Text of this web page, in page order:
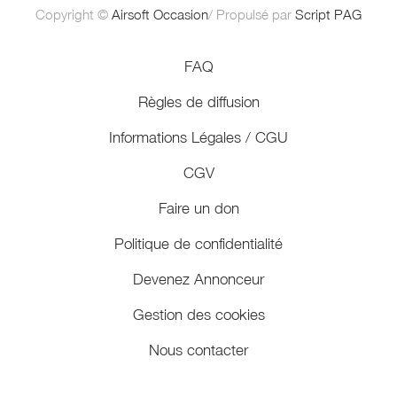
Copyright © Airsoft Occasion/ Propulsé par Script PAG
FAQ
Règles de diffusion
Informations Légales / CGU
CGV
Faire un don
Politique de confidentialité
Devenez Annonceur
Gestion des cookies
Nous contacter